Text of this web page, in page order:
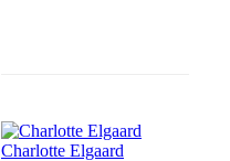
Charlotte Elgaard